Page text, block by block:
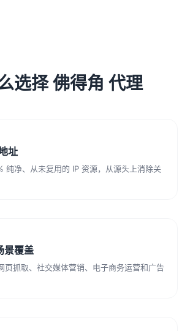
选择 佛得角 代理
址
纯净、从未复用的 IP 资源，从源头上消除关
景覆盖
页抓取、社交媒体营销、电子商务运营和广告